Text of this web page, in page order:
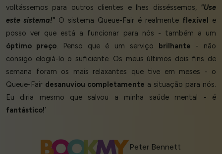
voltássemos para outros clientes e lhes disséssemos, "Use
este sistema!" O sistema Queue-Fair é realmente flexível e
posso ver que está a funcionar para nós - também a um
óptimo preço. Penso que é um serviço brilhante - não
consigo elogiá-lo o suficiente. Os meus últimos dois fins de
semana foram os mais relaxantes que tive em meses - o
Queue-Fair desanuviou completamente a situação para nós.
Eu diria mesmo que salvou a minha saúde mental - é
fantástico!’
Peter Bennett